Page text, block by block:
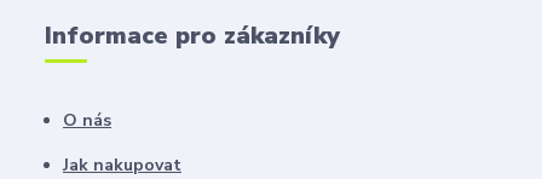
Informace pro zákazníky
O nás
Jak nakupovat